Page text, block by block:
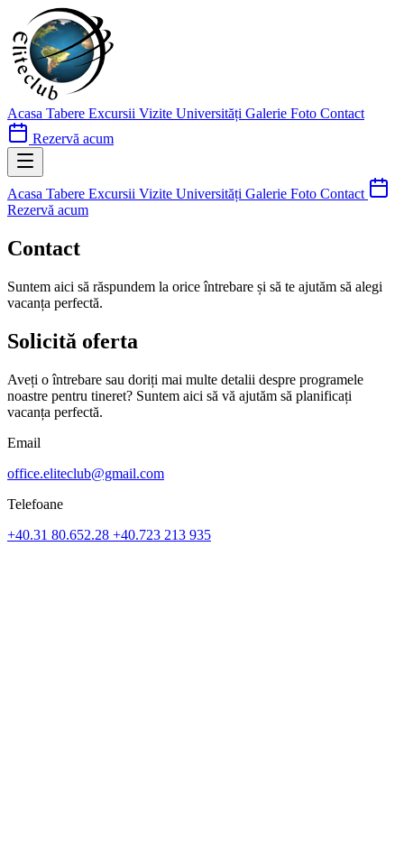
Acasa Tabere Excursii Vizite Universități Galerie Foto Contact
Rezervă acum
Acasa Tabere Excursii Vizite Universități Galerie Foto Contact
Rezervă acum
Contact
Suntem aici să răspundem la orice întrebare și să te ajutăm să alegi
vacanța perfectă.
Solicită oferta
Aveți o întrebare sau doriți mai multe detalii despre programele
noastre pentru tineret? Suntem aici să vă ajutăm să planificați
vacanța perfectă.
Email
office.eliteclub@gmail.com
Telefoane
+40.31 80.652.28 +40.723 213 935